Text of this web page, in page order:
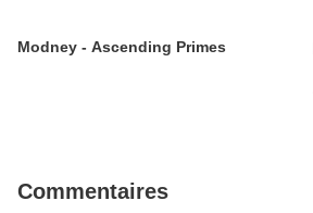
Modney - Ascending Primes
Commentaires